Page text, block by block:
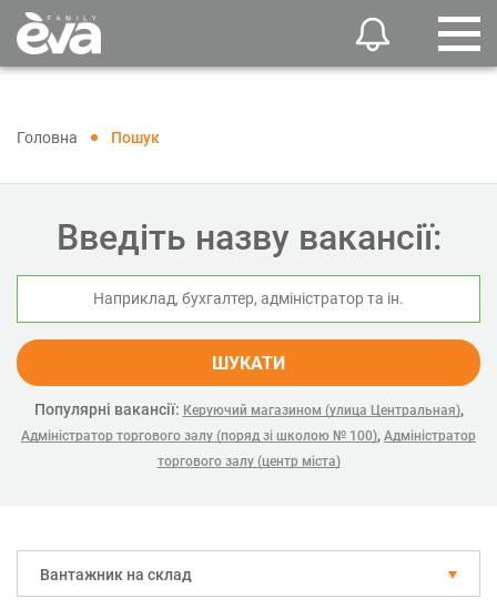
Головна Пошук
Введіть назву вакансії:
ШУКАТИ
Популярні вакансії: Керуючий магазином (улица Центральная),
Адміністратор торгового залу (поряд зі школою № 100), Адміністратор
торгового залу (центр міста)
Вантажник на склад